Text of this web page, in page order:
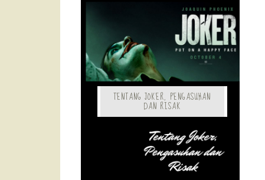
TENTANG JOKER, PENGASUHAN
DAN RISAK